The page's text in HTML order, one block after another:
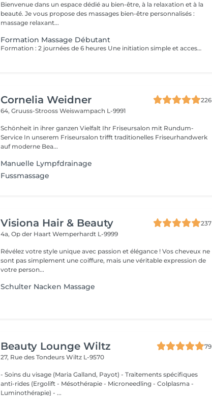
Bienvenue dans un espace dédié au bien-être, à la relaxation et à la
beauté. Je vous propose des massages bien-être personnalisés :
massage relaxant...
Formation Massage Débutant
Formation : 2 journées de 6 heures Une initiation simple et accessible aux bases du massage (effleurages, pétrissages) pour développer le toucher bienveillant, la confiance en soi et offrir une détente immédiate. Créée pour les débutants. Cours en présentiel, pratique et théorie.
Cornelia Weidner
226
64, Gruuss-StroossWeiswampach L-9991
Schönheit in ihrer ganzen Vielfalt Ihr Friseursalon mit Rundum-
Service In unserem Friseursalon trifft traditionelles Friseurhandwerk
auf moderne Bea...
Manuelle Lympfdrainage
Fussmassage
Visiona Hair & Beauty
237
4a, Op der HaartWemperhardt L-9999
Révélez votre style unique avec passion et élégance ! Vos cheveux ne
sont pas simplement une coiffure, mais une véritable expression de
votre person...
Schulter Nacken Massage
Beauty Lounge Wiltz
79
27, Rue des TondeursWiltz L-9570
- Soins du visage (Maria Galland, Payot) - Traitements spécifiques
anti-rides (Ergolift - Mésothérapie - Microneedling - Colplasma -
Luminothérapie) - ...